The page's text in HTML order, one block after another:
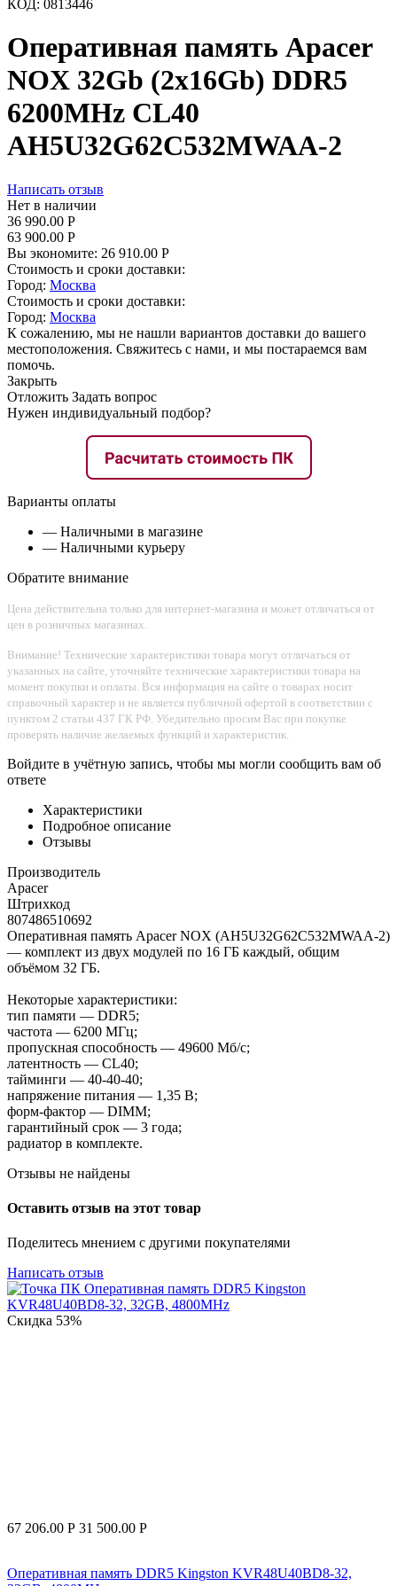
КОД: 0813446
Оперативная память Apacer
NOX 32Gb (2x16Gb) DDR5
6200MHz CL40
AH5U32G62C532MWAA-2
Написать отзыв
Нет в наличии
36 990.00 Р
63 900.00 Р
Вы экономите: 26 910.00 Р
Стоимость и сроки доставки:
Город: Москва
Стоимость и сроки доставки:
Город: Москва
К сожалению, мы не нашли вариантов доставки до вашего
местоположения. Свяжитесь с нами, и мы постараемся вам
помочь.
Закрыть
Отложить Задать вопрос
Нужен индивидуальный подбор?
Варианты оплаты
— Наличными в магазине
— Наличными курьеру
Обратите внимание
Цена действительна только для интернет-магазина и может отличаться от
цен в розничных магазинах.
Внимание! Технические характеристики товара могут отличаться от
указанных на сайте, уточняйте технические характеристики товара на
момент покупки и оплаты. Вся информация на сайте о товарах носит
справочный характер и не является публичной офертой в соответствии с
пунктом 2 статьи 437 ГК РФ. Убедительно просим Вас при покупке
проверять наличие желаемых функций и характеристик.
Войдите в учётную запись, чтобы мы могли сообщить вам об
ответе
Характеристики
Подробное описание
Отзывы
Производитель
Apacer
Штрихкод
807486510692
Оперативная память Apacer NOX (AH5U32G62C532MWAA-2)
— комплект из двух модулей по 16 ГБ каждый, общим
объёмом 32 ГБ.
Некоторые характеристики:
тип памяти — DDR5;
частота — 6200 МГц;
пропускная способность — 49600 Мб/с;
латентность — CL40;
тайминги — 40-40-40;
напряжение питания — 1,35 В;
форм-фактор — DIMM;
гарантийный срок — 3 года;
радиатор в комплекте.
Отзывы не найдены
Оставить отзыв на этот товар
Поделитесь мнением с другими покупателями
Написать отзыв
Скидка 53%
67 206.00 Р 31 500.00 Р
Оперативная память DDR5 Kingston KVR48U40BD8-32,